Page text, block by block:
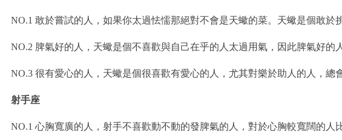
NO.1 敢於嘗試的人，如果你太過怯懦那絕對不會是天蠍的菜。天蠍是個敢
NO.2 脾氣好的人，天蠍是個不喜歡與自己在乎的人太過用氣，因此脾氣好的
NO.3 很有愛心的人，天蠍是個很喜歡有愛心的人，尤其對樂於助人的人，總
射手座
NO.1 心胸寬廣的人，射手不喜歡動不動的發脾氣的人，對於心胸較寬闊的人